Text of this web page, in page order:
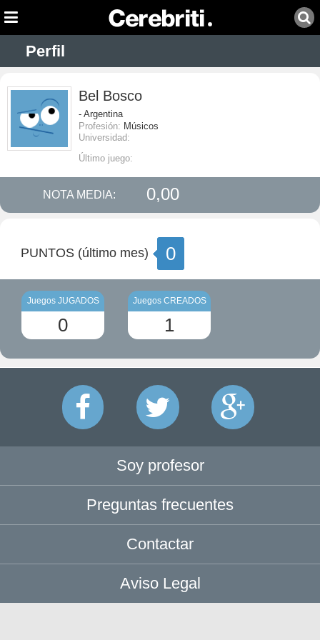
Perfil
Bel Bosco
- Argentina
Profesión: Músicos
Universidad:
Último juego:
NOTA MEDIA: 0,00
PUNTOS (último mes) 0
Juegos JUGADOS
0
Juegos CREADOS
1
Soy profesor
Preguntas frecuentes
Contactar
Aviso Legal